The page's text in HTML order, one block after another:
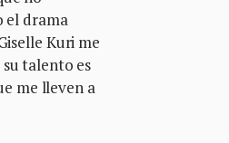
el drama
Kuri me
talento es
me lleven a